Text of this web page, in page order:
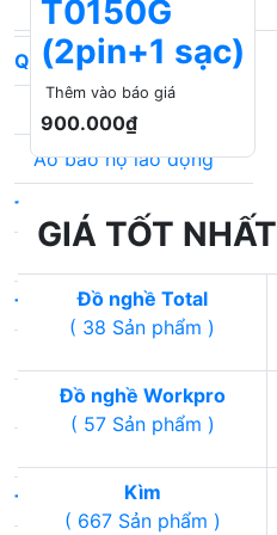
Máy mài góc Toyoko
Găng tay Total
Quần áo bảo hộ
Quần bảo hộ lao động
Áo bảo hộ lao động
Tủ kệ dụng cụ
Thùng đồ nghề
Thùng đồ nghề Ingco
Túi đồ nghề
T0150G
(2pin+1 sạc)
Thêm vào báo giá
900.000₫
GIÁ TỐT NHẤT
Đồ nghề Total
( 38 Sản phẩm )
Đồ nghề Workpro
( 57 Sản phẩm )
Kìm
( 667 Sản phẩm )